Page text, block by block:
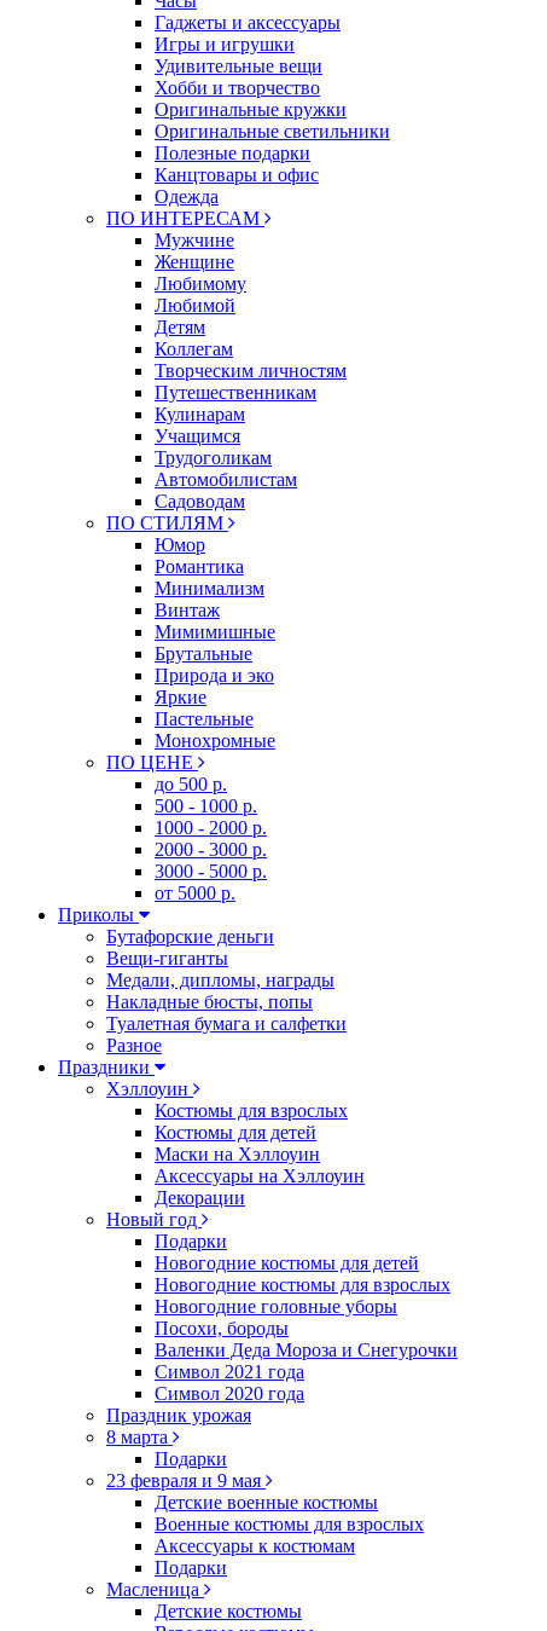
Гаджеты и аксессуары
Игры и игрушки
Удивительные вещи
Хобби и творчество
Оригинальные кружки
Оригинальные светильники
Полезные подарки
Канцтовары и офис
Одежда
ПО ИНТЕРЕСАМ
Мужчине
Женщине
Любимому
Любимой
Детям
Коллегам
Творческим личностям
Путешественникам
Кулинарам
Учащимся
Трудоголикам
Автомобилистам
Садоводам
ПО СТИЛЯМ
Юмор
Романтика
Минимализм
Винтаж
Мимимишные
Брутальные
Природа и эко
Яркие
Пастельные
Монохромные
ПО ЦЕНЕ
до 500 р.
500 - 1000 р.
1000 - 2000 р.
2000 - 3000 р.
3000 - 5000 р.
от 5000 р.
Приколы
Бутафорские деньги
Вещи-гиганты
Медали, дипломы, награды
Накладные бюсты, попы
Туалетная бумага и салфетки
Разное
Праздники
Хэллоуин
Костюмы для взрослых
Костюмы для детей
Маски на Хэллоуин
Аксессуары на Хэллоуин
Декорации
Новый год
Подарки
Новогодние костюмы для детей
Новогодние костюмы для взрослых
Новогодние головные уборы
Посохи, бороды
Валенки Деда Мороза и Снегурочки
Символ 2021 года
Символ 2020 года
Праздник урожая
8 марта
Подарки
23 февраля и 9 мая
Детские военные костюмы
Военные костюмы для взрослых
Аксессуары к костюмам
Подарки
Масленица
Детские костюмы